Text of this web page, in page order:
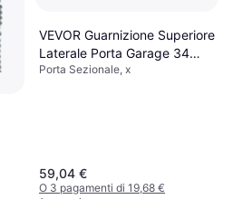
VEVOR Guarnizione Superiore
Laterale Porta Garage 34
Piedi
Porta Sezionale, x
59,04 €
O 3 pagamenti di 19,68 €